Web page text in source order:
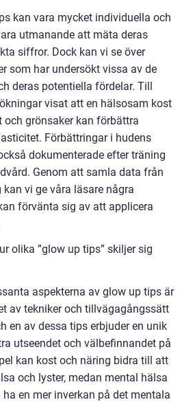
kan vara mycket individuella och
utmanande att mäta deras
siffror. Dock kan vi se över
som har undersökt vissa av de
deras potentiella fördelar. Till
visat att en hälsosam kost
och grönsaker kan förbättra
Förbättringar i hudens
dokumenterade efter träning
Genom att samla data från
vi ge våra läsare några
förvänta sig av att applicera
olika ”glow up tips” skiljer sig
aspekterna av glow up tips är
av tekniker och tillvägagångssätt
en av dessa tips erbjuder en unik
utseendet och välbefinnandet på
kan kost och näring bidra till att
och lyster, medan mental hälsa
en mer inverkan på det mentala